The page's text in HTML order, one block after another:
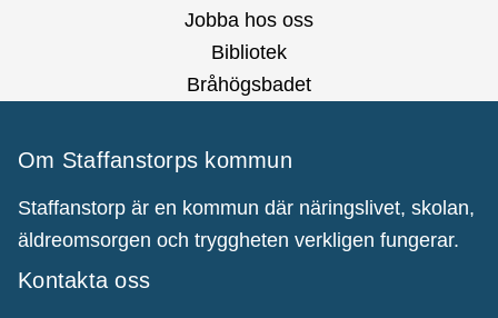
Jobba hos oss
Bibliotek
Bråhögsbadet
Om Staffanstorps kommun
Staffanstorp är en kommun där näringslivet, skolan,
äldreomsorgen och tryggheten verkligen fungerar.
Kontakta oss